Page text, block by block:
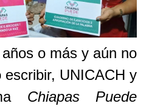
o más y aún no
escribir, UNICACH y
Chiapas Puede